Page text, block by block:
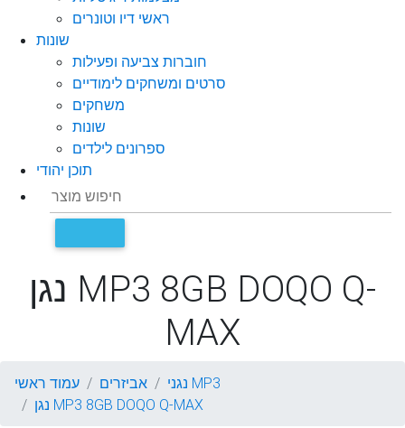
ראשי דיו וטונרים
שונות
חוברות צביעה ופעילות
סרטים ומשחקים לימודיים
משחקים
שונות
ספרונים לילדים
תוכן יהודי
נגן MP3 8GB DOQO Q-
MAX
עמוד ראשי אביזרים
נגני MP3
נגן MP3 8GB DOQO Q-MAX